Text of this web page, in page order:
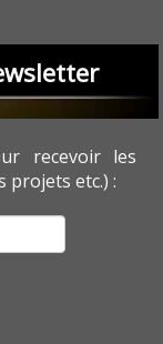
recevoir les
projets etc.) :